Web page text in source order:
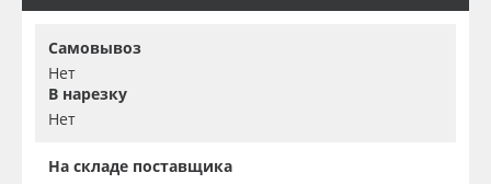
Самовывоз
Нет
В нарезку
Нет
На складе поставщика